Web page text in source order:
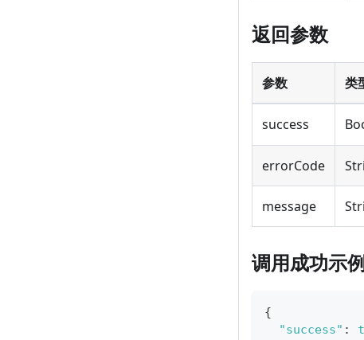
返回参数
参数 类
success
errorCode
message
调用成功示
{
"success" :